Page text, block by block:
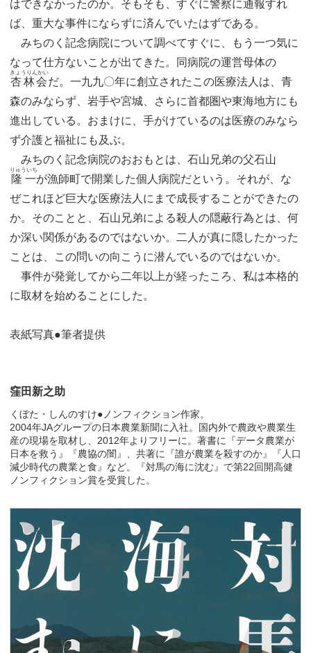
はできなかったのか。そもそも、すぐに警察に通報すれ
ば、重大な事件にならずに済んでいたはずである。
みちのく記念病院について調べてすぐに、もう一つ気に
なって仕方ないことが出てきた。同病院の運営母体の
杏林会
きょうりんかい
だ。一九九〇年に創立されたこの医療法人は、青
森のみならず、岩手や宮城、さらに首都圏や東海地方にも
進出している。おまけに、手がけているのは医療のみなら
ず介護と福祉にも及ぶ。
みちのく記念病院のおおもとは、石山兄弟の父石山
隆一
りゅういち
が漁師町で開業した個人病院だという。それが、な
ぜこれほど巨大な医療法人にまで成長することができたの
か。そのことと、石山兄弟による殺人の隠蔽行為とは、何
か深い関係があるのではないか。二人が真に隠したかった
ことは、この問いの向こうに潜んでいるのではないか。
事件が発覚してから二年以上が経ったころ、私は本格的
に取材を始めることにした。
表紙写真●筆者提供
窪田新之助
くぼた・しんのすけ●ノンフィクション作家。
2004年JAグループの日本農業新聞に入社。国内外で農政や農業生
産の現場を取材し、2012年よりフリーに。著書に『データ農業が
日本を救う』『農協の闇』、共著に『誰が農業を殺すのか』『人口
減少時代の農業と食』など。『対馬の海に沈む』で第22回開高健
ノンフィクション賞を受賞した。